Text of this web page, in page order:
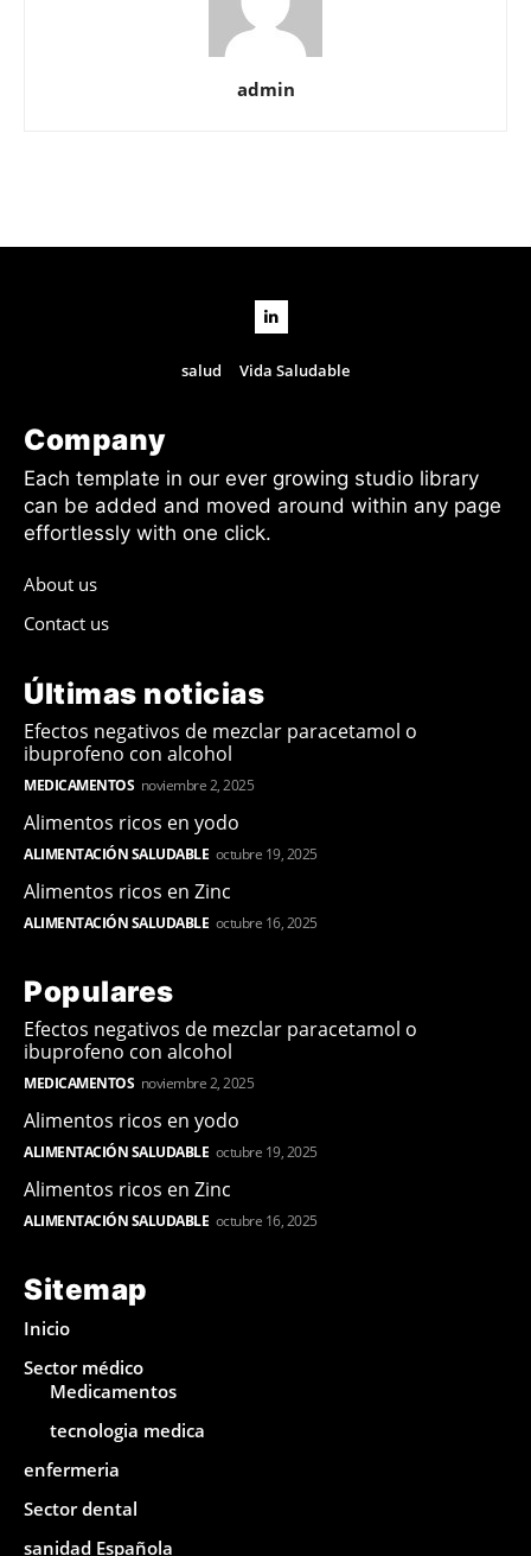
admin
salud Vida Saludable
Company
Each template in our ever growing studio library
can be added and moved around within any page
effortlessly with one click.
About us
Contact us
Últimas noticias
Efectos negativos de mezclar paracetamol o
ibuprofeno con alcohol
MEDICAMENTOS noviembre 2, 2025
Alimentos ricos en yodo
ALIMENTACIÓN SALUDABLE octubre 19, 2025
Alimentos ricos en Zinc
ALIMENTACIÓN SALUDABLE octubre 16, 2025
Populares
Efectos negativos de mezclar paracetamol o
ibuprofeno con alcohol
MEDICAMENTOS noviembre 2, 2025
Alimentos ricos en yodo
ALIMENTACIÓN SALUDABLE octubre 19, 2025
Alimentos ricos en Zinc
ALIMENTACIÓN SALUDABLE octubre 16, 2025
Sitemap
Inicio
Sector médico
Medicamentos
tecnologia medica
enfermeria
Sector dental
sanidad Española